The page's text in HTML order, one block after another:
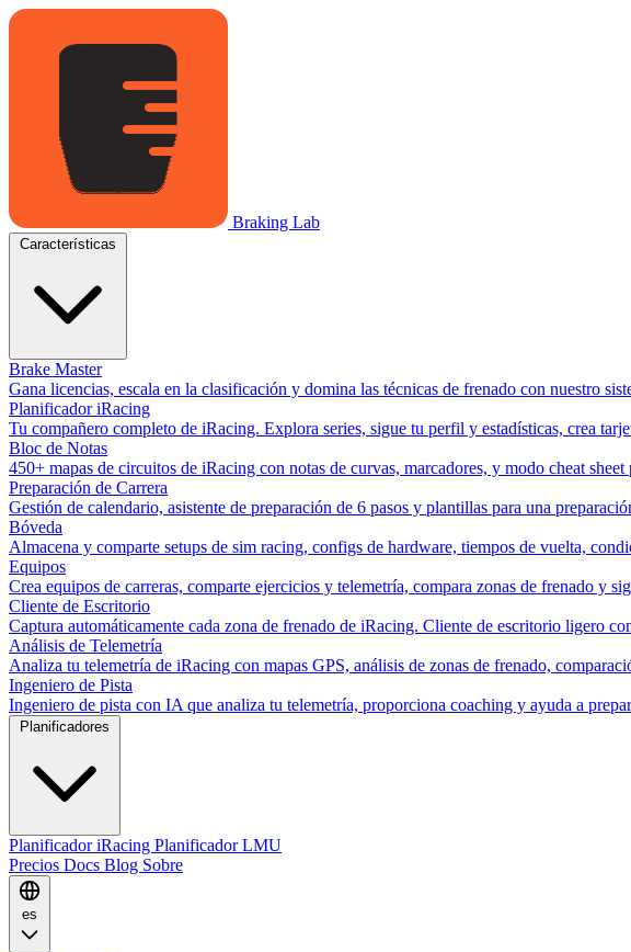
Braking Lab
Brake Master
Gana licencias, escala en la clasificación y domina las técnicas de frenado con nuestro
Planificador iRacing
Tu compañero completo de iRacing. Explora series, sigue tu perfil y estadísticas, crea
Bloc de Notas
450+ mapas de circuitos de iRacing con notas de curvas, marcadores, y modo cheat sheet
Preparación de Carrera
Gestión de calendario, asistente de preparación de 6 pasos y plantillas para una
Bóveda
Almacena y comparte setups de sim racing, configs de hardware, tiempos de vuelta,
Equipos
Crea equipos de carreras, comparte ejercicios y telemetría, compara zonas de frenado y
Cliente de Escritorio
Captura automáticamente cada zona de frenado de iRacing. Cliente de escritorio ligero
Análisis de Telemetría
Analiza tu telemetría de iRacing con mapas GPS, análisis de zonas de frenado,
Ingeniero de Pista
Ingeniero de pista con IA que analiza tu telemetría, proporciona coaching y ayuda a
Planificador iRacing Planificador LMU
Precios Docs Blog Sobre
es